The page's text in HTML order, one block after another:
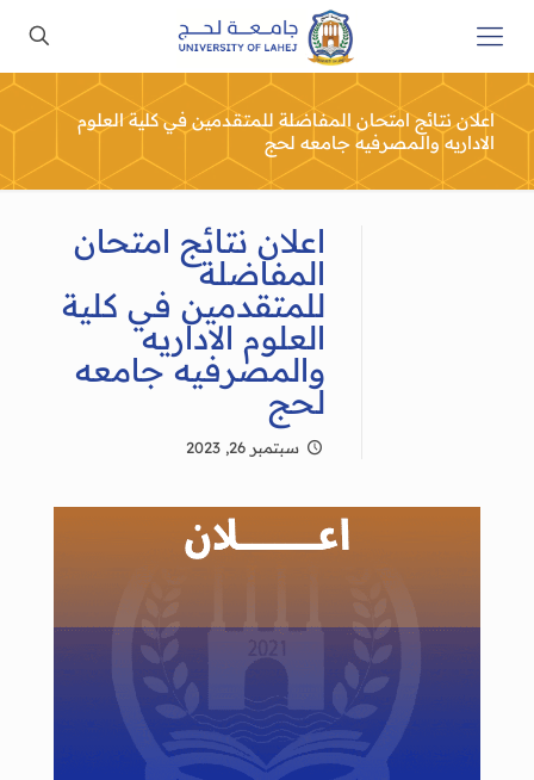
اعلان نتائج امتحان المفاضلة للمتقدمين في كلية العلوم
الاداريه والمصرفيه جامعه لحج
اعلان نتائج امتحان
المفاضلة
للمتقدمين في كلية
العلوم الاداريه
والمصرفيه جامعه
لحج
سبتمبر 26, 2023